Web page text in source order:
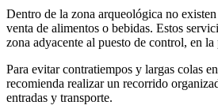
Dentro de la zona arqueológica no
venta de alimentos o bebidas. Estos
zona adyacente al puesto de control, en
Para evitar contratiempos y largas colas
recomienda realizar un recorrido
entradas y transporte.